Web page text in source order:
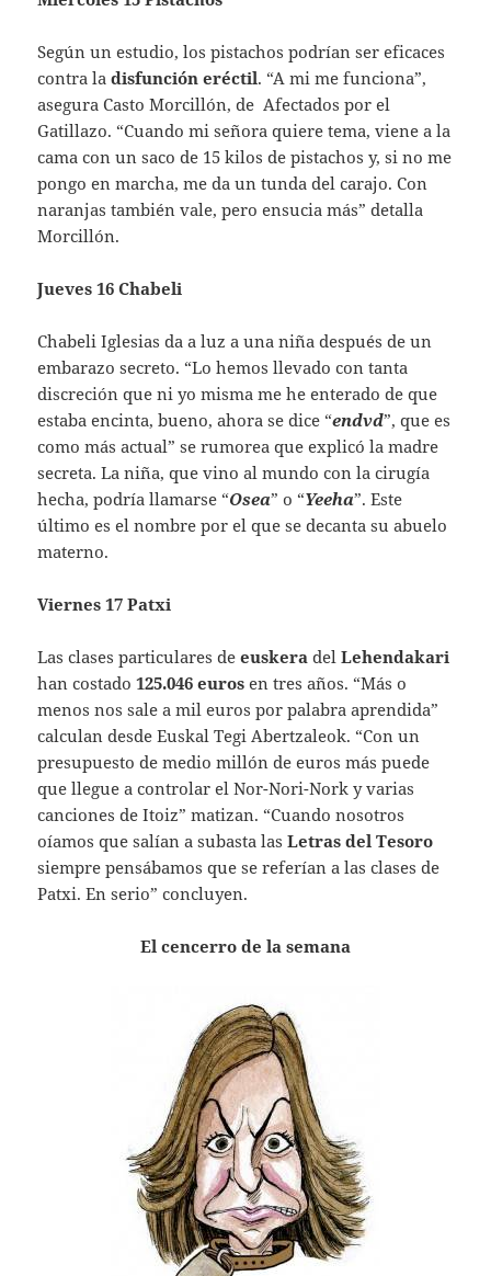
Según un estudio, los pistachos podrían ser eficaces
contra ladisfunción eréctil. “A mi me funciona”,
asegura Casto Morcillón, de Afectados por el
Gatillazo. “Cuando mi señora quiere tema, viene a la
cama con un saco de 15 kilos de pistachos y, si no me
pongo en marcha, me da un tunda del carajo. Con
naranjas también vale, pero ensucia más” detalla
Morcillón.
Jueves 16 Chabeli
Chabeli Iglesias da a luz a una niña después de un
embarazo secreto. “Lo hemos llevado con tanta
discreción que ni yo misma me he enterado de que
estaba encinta, bueno, ahora se dice “endvd”, que es
como más actual” se rumorea que explicó la madre
secreta. La niña, que vino al mundo con la cirugía
hecha, podría llamarse “Osea” o “Yeeha”. Este
último es el nombre por el que se decanta su abuelo
materno.
Viernes 17 Patxi
Las clases particulares deeuskeradelLehendakari
han costado125.046 euros en tres años. “Más o
menos nos sale a mil euros por palabra aprendida”
calculan desde Euskal Tegi Abertzaleok. “Con un
presupuesto de medio millón de euros más puede
que llegue a controlar el Nor-Nori-Nork y varias
canciones de Itoiz” matizan. “Cuando nosotros
oíamos que salían a subasta lasLetras del Tesoro
siempre pensábamos que se referían a las clases de
Patxi. En serio” concluyen.
El cencerro de la semana